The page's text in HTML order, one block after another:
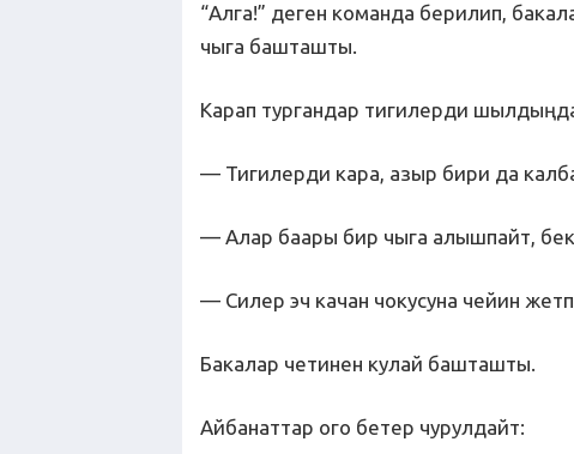
“Алга!” деген команда берилип,
чыга башташты.
Карап тургандар тигилерди
— Тигилерди кара, азыр бири да
— Алар баары бир чыга алышпайт,
— Силер эч качан чокусуна чейин
Бакалар четинен кулай башташты.
Айбанаттар ого бетер чурулдайт: